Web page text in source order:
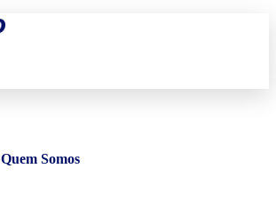
Quem Somos